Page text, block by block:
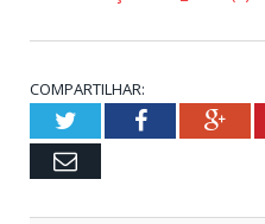
COMPARTILHAR:
TwitterFacebook
Email